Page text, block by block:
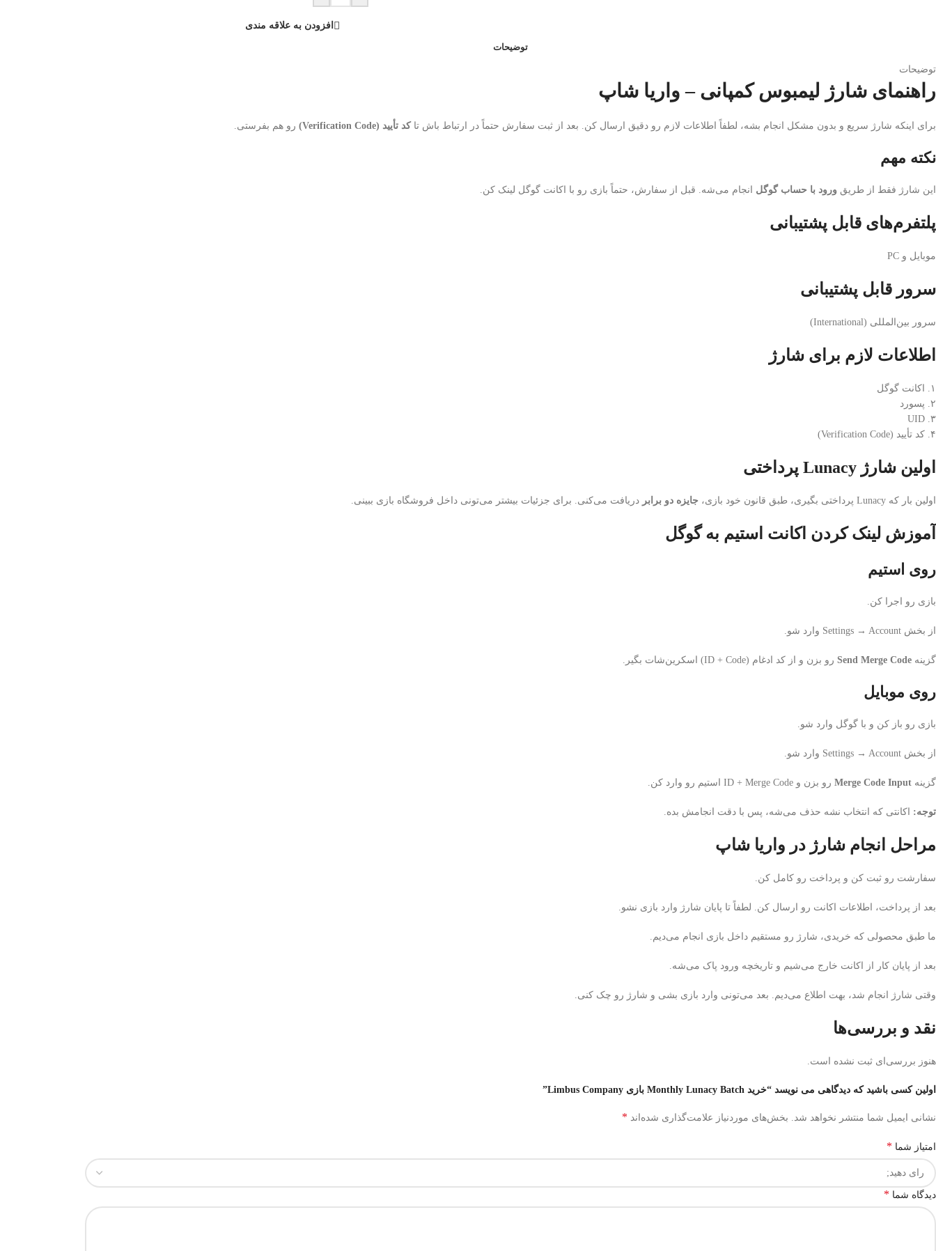
افزودن به علاقه مندی
توضیحات
توضیحات
راهنمای شارژ لیمبوس کمپانی – واریا شاپ
برای اینکه شارژ سریع و بدون مشکل انجام بشه، لطفاً اطلاعات لازم رو دقیق ارسال کن. بعد از ثبت سفارش حتماً در ارتباط باش تا کد تأیید (Verification Code) رو هم بفرستی.
نکته مهم
این شارژ فقط از طریق ورود با حساب گوگل انجام می‌شه. قبل از سفارش، حتماً بازی رو با اکانت گوگل لینک کن.
پلتفرم‌های قابل پشتیبانی
موبایل و PC
سرور قابل پشتیبانی
سرور بین‌المللی (International)
اطلاعات لازم برای شارژ
۱. اکانت گوگل
۲. پسورد
۳. UID
۴. کد تأیید (Verification Code)
اولین شارژ Lunacy پرداختی
اولین بار که Lunacy پرداختی بگیری، طبق قانون خود بازی، جایزه دو برابر دریافت می‌کنی. برای جزئیات بیشتر می‌تونی داخل فروشگاه بازی ببینی.
آموزش لینک کردن اکانت استیم به گوگل
روی استیم
بازی رو اجرا کن.
از بخش Settings → Account وارد شو.
گزینه Send Merge Code رو بزن و از کد ادغام (ID + Code) اسکرین‌شات بگیر.
روی موبایل
بازی رو باز کن و با گوگل وارد شو.
از بخش Settings → Account وارد شو.
گزینه Merge Code Input رو بزن و ID + Merge Code استیم رو وارد کن.
توجه: اکانتی که انتخاب نشه حذف می‌شه، پس با دقت انجامش بده.
مراحل انجام شارژ در واریا شاپ
سفارشت رو ثبت کن و پرداخت رو کامل کن.
بعد از پرداخت، اطلاعات اکانت رو ارسال کن. لطفاً تا پایان شارژ وارد بازی نشو.
ما طبق محصولی که خریدی، شارژ رو مستقیم داخل بازی انجام می‌دیم.
بعد از پایان کار از اکانت خارج می‌شیم و تاریخچه ورود پاک می‌شه.
وقتی شارژ انجام شد، بهت اطلاع می‌دیم. بعد می‌تونی وارد بازی بشی و شارژ رو چک کنی.
نقد و بررسی‌ها
هنوز بررسی‌ای ثبت نشده است.
اولین کسی باشید که دیدگاهی می نویسد “خرید Monthly Lunacy Batch بازی Limbus Company”
نشانی ایمیل شما منتشر نخواهد شد. بخش‌های موردنیاز علامت‌گذاری شده‌اند *
امتیاز شما *
دیدگاه شما *